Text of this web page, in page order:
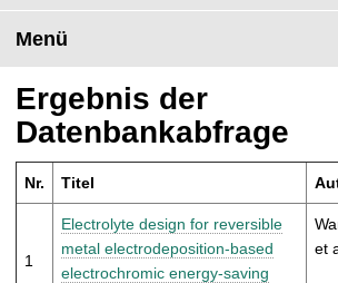
z
m
i
t
u
f
u
f
Menü
Ergebnis der
Datenbankabfrage
Nr. Titel
1
Electrolyte design for reversible
metal electrodeposition-based
electrochromic energy-saving
et